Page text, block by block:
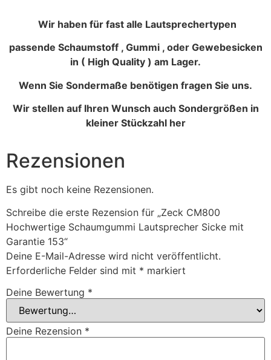
Wir haben für fast alle Lautsprechertypen
passende Schaumstoff , Gummi , oder Gewebesicken
in ( High Quality ) am Lager.
Wenn Sie Sondermaße benötigen fragen Sie uns.
Wir stellen auf Ihren Wunsch auch Sondergrößen in
kleiner Stückzahl her
Rezensionen
Es gibt noch keine Rezensionen.
Schreibe die erste Rezension für „Zeck CM800
Hochwertige Schaumgummi Lautsprecher Sicke mit
Garantie 153“
Deine E-Mail-Adresse wird nicht veröffentlicht.
Erforderliche Felder sind mit * markiert
Deine Bewertung *
Deine Rezension *